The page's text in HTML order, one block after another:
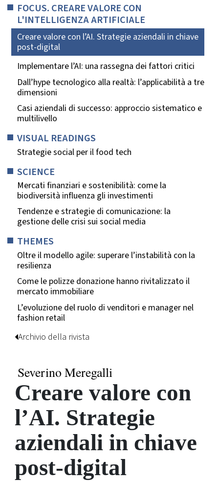
FOCUS. CREARE VALORE CON
L'INTELLIGENZA ARTIFICIALE
Creare valore con l’AI. Strategie aziendali in chiave
post-digital
Implementare l’AI: una rassegna dei fattori critici
Dall’hype tecnologico alla realtà: l’applicabilità a tre
dimensioni
Casi aziendali di successo: approccio sistematico e
multilivello
VISUAL READINGS
Strategie social per il food tech
SCIENCE
Mercati finanziari e sostenibilità: come la
biodiversità influenza gli investimenti
Tendenze e strategie di comunicazione: la
gestione delle crisi sui social media
THEMES
Oltre il modello agile: superare l’instabilità con la
resilienza
Come le polizze donazione hanno rivitalizzato il
mercato immobiliare
L’evoluzione del ruolo di venditori e manager nel
fashion retail
Archivio della rivista
Severino Meregalli
Creare valore con
l’AI. Strategie
aziendali in chiave
post-digital